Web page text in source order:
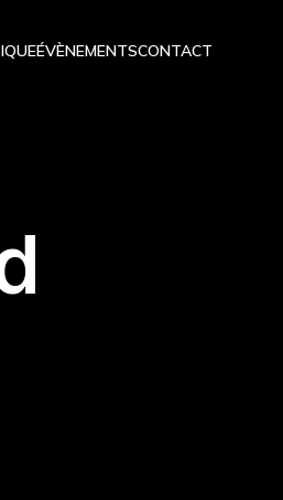
ÉVÈNEMENTSCONTACT